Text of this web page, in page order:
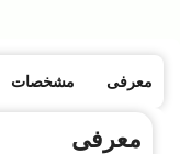
معرفی مشخصات
معرفی